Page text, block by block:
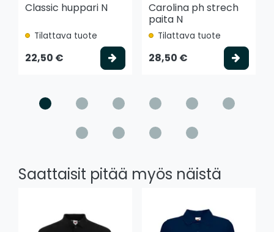
Classic huppari N
Tilattava tuote
22,50 € Valitse vaihtoehto
Carolina ph strech
paita N
Tilattava tuote
28,50 €
Saattaisit pitää myös näistä